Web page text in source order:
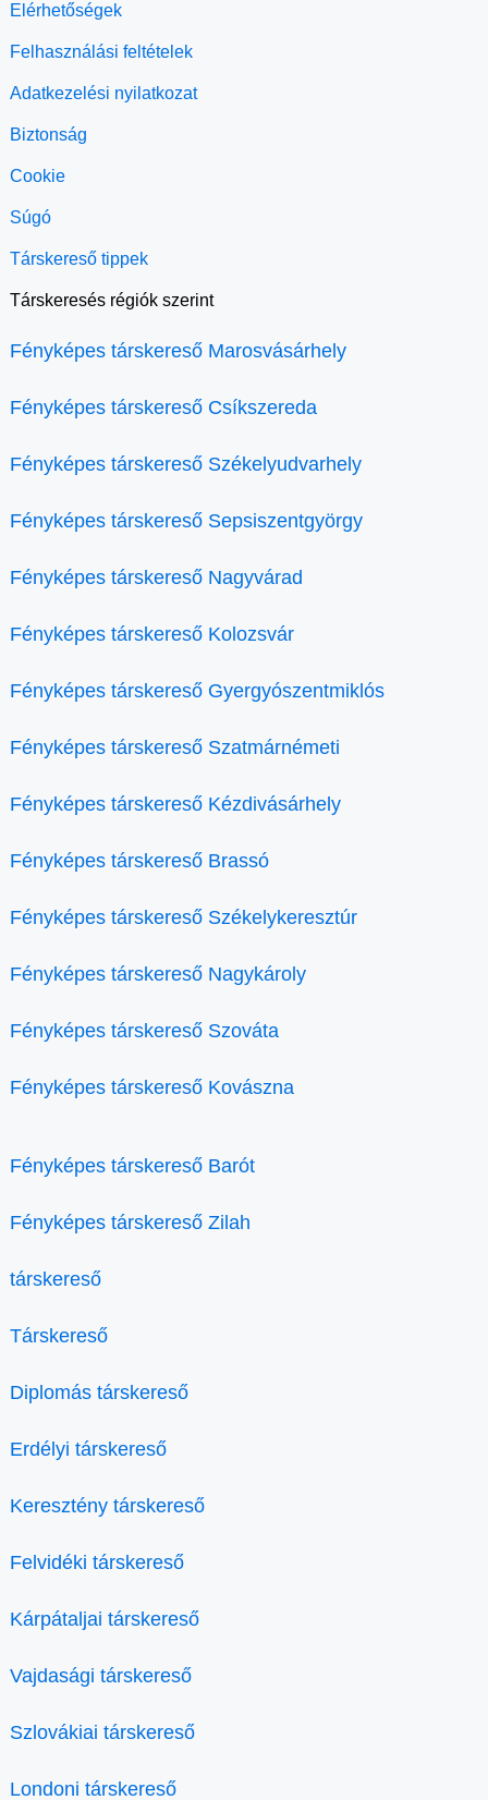
Elérhetőségek
Felhasználási feltételek
Adatkezelési nyilatkozat
Biztonság
Cookie
Súgó
Társkereső tippek
Társkeresés régiók szerint
Fényképes társkereső Marosvásárhely
Fényképes társkereső Csíkszereda
Fényképes társkereső Székelyudvarhely
Fényképes társkereső Sepsiszentgyörgy
Fényképes társkereső Nagyvárad
Fényképes társkereső Kolozsvár
Fényképes társkereső Gyergyószentmiklós
Fényképes társkereső Szatmárnémeti
Fényképes társkereső Kézdivásárhely
Fényképes társkereső Brassó
Fényképes társkereső Székelykeresztúr
Fényképes társkereső Nagykároly
Fényképes társkereső Szováta
Fényképes társkereső Kovászna
Fényképes társkereső Barót
Fényképes társkereső Zilah
társkereső
Társkereső
Diplomás társkereső
Erdélyi társkereső
Keresztény társkereső
Felvidéki társkereső
Kárpátaljai társkereső
Vajdasági társkereső
Szlovákiai társkereső
Londoni társkereső